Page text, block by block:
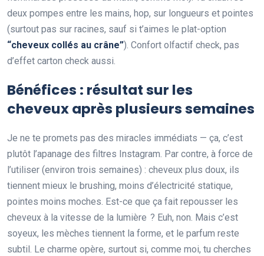
deux pompes entre les mains, hop, sur longueurs et pointes
(surtout pas sur racines, sauf si t’aimes le plat-option
“cheveux collés au crâne”). Confort olfactif check, pas
d’effet carton check aussi.
Bénéfices : résultat sur les
cheveux après plusieurs semaines
Je ne te promets pas des miracles immédiats — ça, c’est
plutôt l’apanage des filtres Instagram. Par contre, à force de
l’utiliser (environ trois semaines) : cheveux plus doux, ils
tiennent mieux le brushing, moins d’électricité statique,
pointes moins moches. Est-ce que ça fait repousser les
cheveux à la vitesse de la lumière ? Euh, non. Mais c’est
soyeux, les mèches tiennent la forme, et le parfum reste
subtil. Le charme opère, surtout si, comme moi, tu cherches